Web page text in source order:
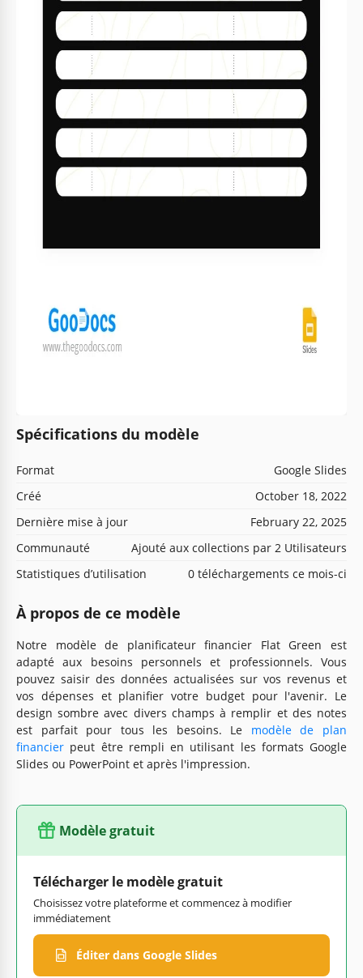
Spécifications du modèle
Format
Google Slides
Créé
October 18, 2022
Dernière mise à jour
February 22, 2025
Communauté
Ajouté aux collections par 2 Utilisateurs
Statistiques d’utilisation
0 téléchargements ce mois-ci
À propos de ce modèle
Notre modèle de planificateur financier Flat Green est
adapté aux besoins personnels et professionnels. Vous
pouvez saisir des données actualisées sur vos revenus et
vos dépenses et planifier votre budget pour l'avenir. Le
design sombre avec divers champs à remplir et des notes
est parfait pour tous les besoins. Le modèle de plan
financier peut être rempli en utilisant les formats Google
Slides ou PowerPoint et après l'impression.
Modèle gratuit
Télécharger le modèle gratuit
Choisissez votre plateforme et commencez à modifier
immédiatement
Éditer dans Google Slides